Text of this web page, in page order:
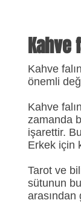
Kahve
Kahve
önemli
Kahve
zamanda
işarettir.
Erkek için
Tarot ve
sütunun